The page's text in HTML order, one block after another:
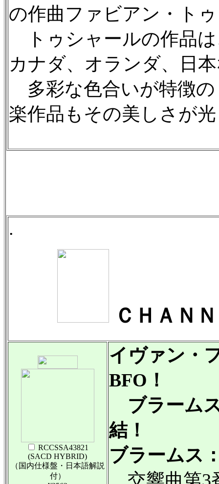
の作曲ファビアン・ト
トゥシャールの作品
カナダ、オランダ、日
多彩な色合いが特徴
楽作品もその美しさが
.
ＣＨＡＮ
RCCSSA43821
(SACD HYBRID)
（国内仕様盤・日本語解説
付）
イヴァン・
BFO！
ブラーム
結！
ブラームス